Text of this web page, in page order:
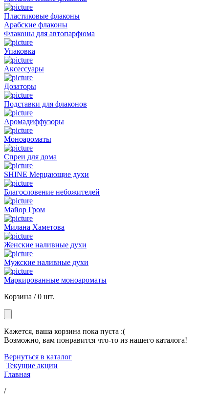
Пластиковые флаконы
Арабские флаконы
Флаконы для автопарфюма
Упаковка
Аксессуары
Дозаторы
Подставки для флаконов
Аромадиффузоры
Моноароматы
Спреи для дома
SHINE Мерцающие духи
Благословение небожителей
Майор Гром
Милана Хаметова
Женские наливные духи
Мужские наливные духи
Маркированные моноароматы
Корзина /0 шт.
Кажется, ваша корзина пока пуста :(
Возможно, вам понравится что-то из нашего каталога!
Вернуться в каталог
Текущие акции
Главная
/